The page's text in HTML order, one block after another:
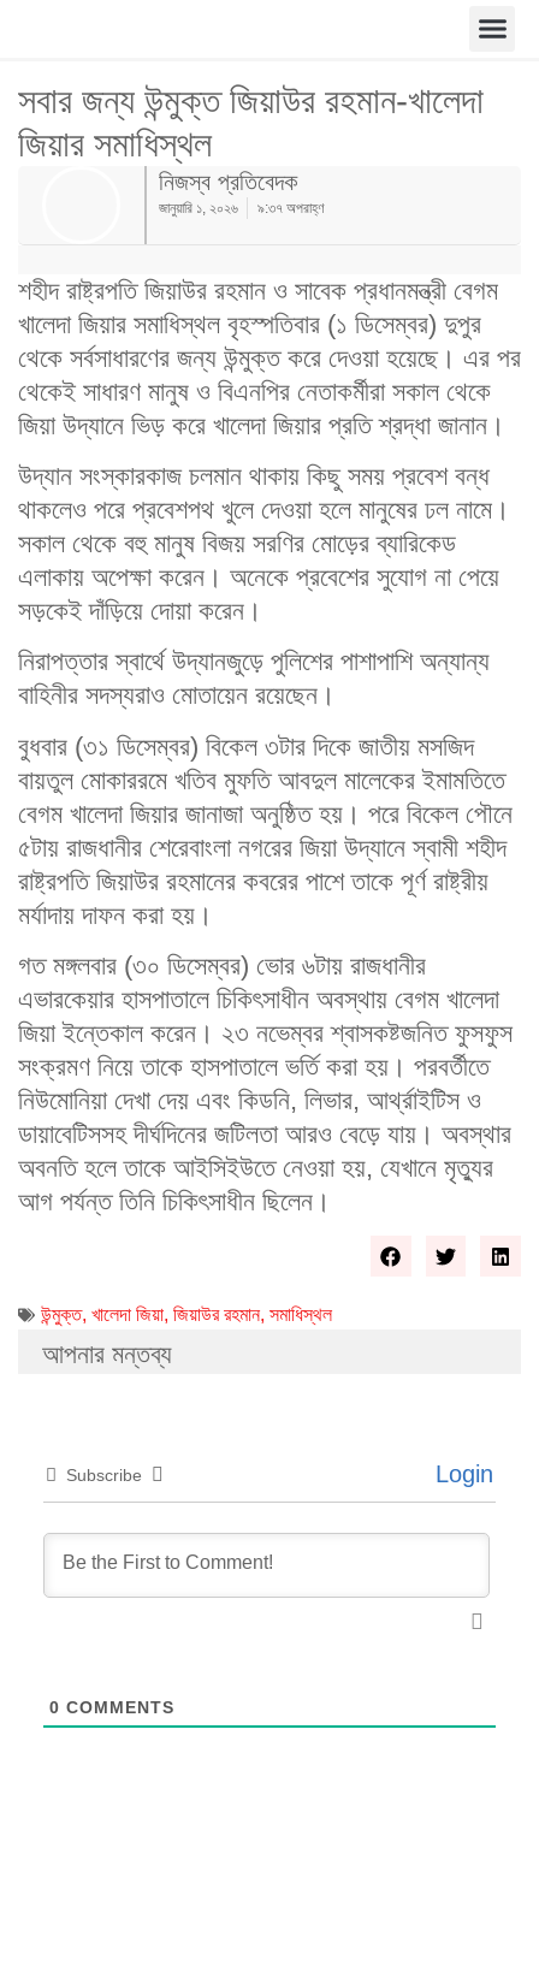
সবার জন্য উন্মুক্ত জিয়াউর রহমান-খালেদা
জিয়ার সমাধিস্থল
নিজস্ব প্রতিবেদক
জানুয়ারি ১, ২০২৬ ৯:৩৭ অপরাহ্ণ
শহীদ রাষ্ট্রপতি জিয়াউর রহমান ও সাবেক প্রধানমন্ত্রী বেগম
খালেদা জিয়ার সমাধিস্থল বৃহস্পতিবার (১ ডিসেম্বর) দুপুর
থেকে সর্বসাধারণের জন্য উন্মুক্ত করে দেওয়া হয়েছে। এর পর
থেকেই সাধারণ মানুষ ও বিএনপির নেতাকর্মীরা সকাল থেকে
জিয়া উদ্যানে ভিড় করে খালেদা জিয়ার প্রতি শ্রদ্ধা জানান।
উদ্যান সংস্কারকাজ চলমান থাকায় কিছু সময় প্রবেশ বন্ধ
থাকলেও পরে প্রবেশপথ খুলে দেওয়া হলে মানুষের ঢল নামে।
সকাল থেকে বহু মানুষ বিজয় সরণির মোড়ের ব্যারিকেড
এলাকায় অপেক্ষা করেন। অনেকে প্রবেশের সুযোগ না পেয়ে
সড়কেই দাঁড়িয়ে দোয়া করেন।
নিরাপত্তার স্বার্থে উদ্যানজুড়ে পুলিশের পাশাপাশি অন্যান্য
বাহিনীর সদস্যরাও মোতায়েন রয়েছেন।
বুধবার (৩১ ডিসেম্বর) বিকেল ৩টার দিকে জাতীয় মসজিদ
বায়তুল মোকাররমে খতিব মুফতি আবদুল মালেকের ইমামতিতে
বেগম খালেদা জিয়ার জানাজা অনুষ্ঠিত হয়। পরে বিকেল পৌনে
৫টায় রাজধানীর শেরেবাংলা নগরের জিয়া উদ্যানে স্বামী শহীদ
রাষ্ট্রপতি জিয়াউর রহমানের কবরের পাশে তাকে পূর্ণ রাষ্ট্রীয়
মর্যাদায় দাফন করা হয়।
গত মঙ্গলবার (৩০ ডিসেম্বর) ভোর ৬টায় রাজধানীর
এভারকেয়ার হাসপাতালে চিকিৎসাধীন অবস্থায় বেগম খালেদা
জিয়া ইন্তেকাল করেন। ২৩ নভেম্বর শ্বাসকষ্টজনিত ফুসফুস
সংক্রমণ নিয়ে তাকে হাসপাতালে ভর্তি করা হয়। পরবর্তীতে
নিউমোনিয়া দেখা দেয় এবং কিডনি, লিভার, আর্থ্রাইটিস ও
ডায়াবেটিসসহ দীর্ঘদিনের জটিলতা আরও বেড়ে যায়। অবস্থার
অবনতি হলে তাকে আইসিইউতে নেওয়া হয়, যেখানে মৃত্যুর
আগ পর্যন্ত তিনি চিকিৎসাধীন ছিলেন।
উন্মুক্ত, খালেদা জিয়া, জিয়াউর রহমান, সমাধিস্থল
আপনার মন্তব্য
Subscribe Login
0 COMMENTS